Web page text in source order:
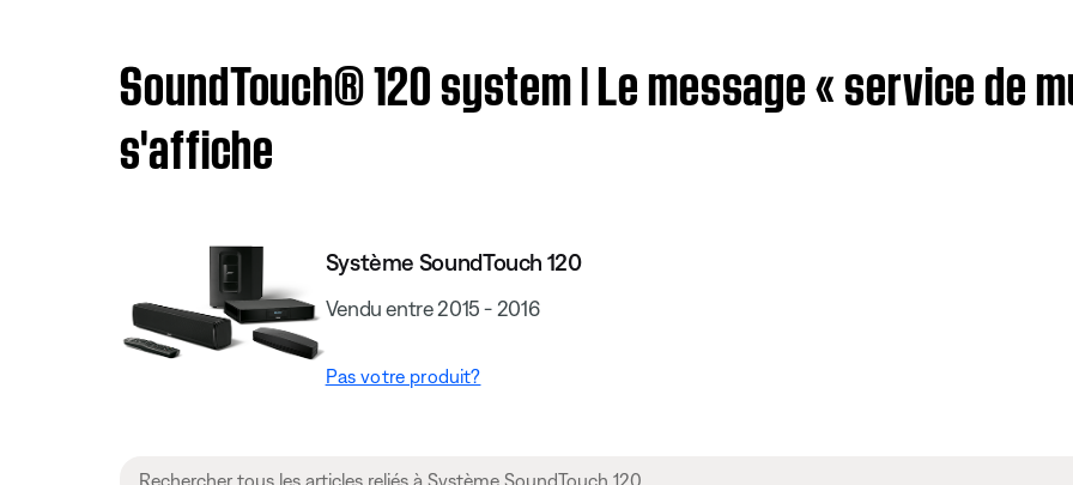
SoundTouch® 120 system | Le message « service de
s'affiche
Système SoundTouch 120
Vendu entre 2015 - 2016
Pas votre produit?